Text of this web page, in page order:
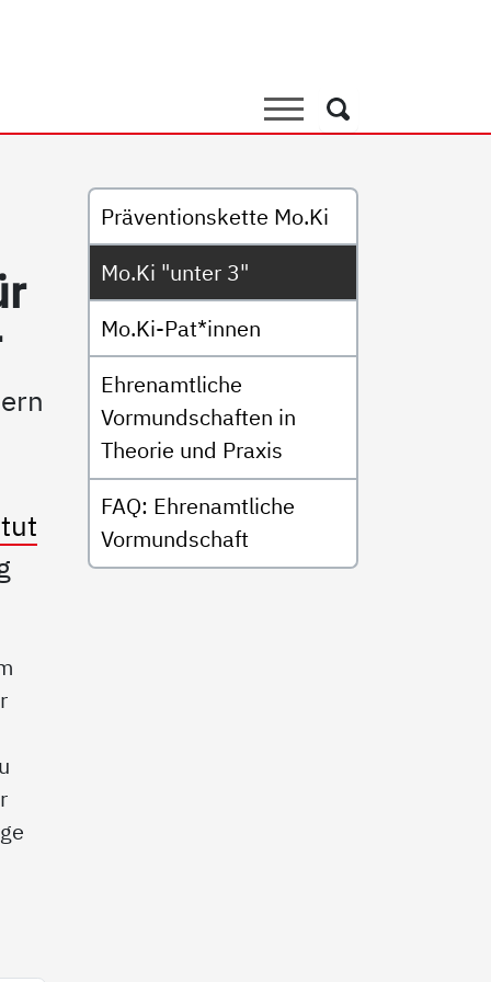
Suche
Suche
Untermenü
Präventionskette Mo.Ki
Mo.Ki "unter 3"
Mo.Ki-Pat*innen
Ehrenamtliche
Vormundschaften in
Theorie und Praxis
FAQ: Ehrenamtliche
Vormundschaft